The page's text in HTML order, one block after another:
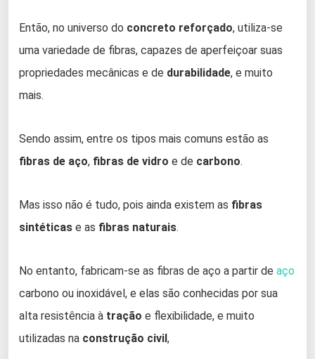
Então, no universo do concreto reforçado, utiliza-se
uma variedade de fibras, capazes de aperfeiçoar suas
propriedades mecânicas e de durabilidade, e muito
mais.
Sendo assim, entre os tipos mais comuns estão as
fibras de aço, fibras de vidro e de carbono.
Mas isso não é tudo, pois ainda existem as fibras
sintéticas e as fibras naturais.
No entanto, fabricam-se as fibras de aço a partir de aço
carbono ou inoxidável, e elas são conhecidas por sua
alta resistência à tração e flexibilidade, e muito
utilizadas na construção civil,